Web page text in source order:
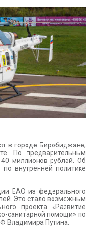
в городе Биробиджане,
По предварительным
миллионов рублей. Об
внутренней политике
ЕАО из федерального
Это стало возможным
проекта «Развитие
санитарной помощи» по
Владимира Путина.